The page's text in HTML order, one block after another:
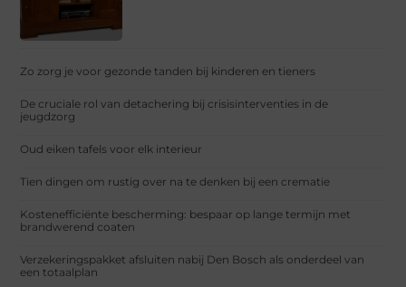
Zo zorg je voor gezonde tanden bij kinderen en tieners
De cruciale rol van detachering bij crisisinterventies in de
jeugdzorg
Oud eiken tafels voor elk interieur
Tien dingen om rustig over na te denken bij een crematie
Kostenefficiënte bescherming: bespaar op lange termijn met
brandwerend coaten
Verzekeringspakket afsluiten nabij Den Bosch als onderdeel van
een totaalplan